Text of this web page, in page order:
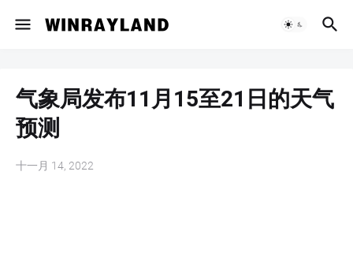
气象局发布11月15至21日的天气
预测
十一月 14, 2022